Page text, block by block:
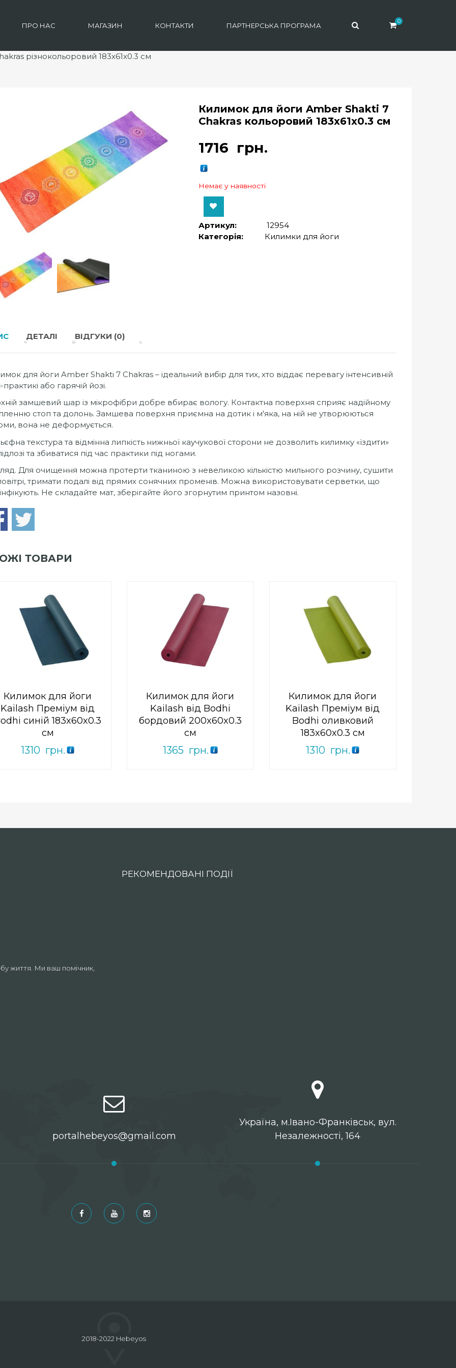
0
ПРО НАС МАГАЗИН КОНТАКТИ ПАРТНЕРСЬКА ПРОГРАМА
різнокольоровий 183x61x0.3 см
Килимок для йоги Amber Shakti 7
Chakras кольоровий 183x61x0.3 см
1716 грн.
Немає у наявності
Артикул:
12954
Категорія:
Килимки для йоги
ДЕТАЛІ ВІДГУКИ (0)
для йоги Amber Shakti 7 Chakras – ідеальний вибір для тих, хто віддає перевагу інтенсивній
практикі або гарячій йозі.
замшевий шар із мікрофібри добре вбирає вологу. Контактна поверхня сприяє надійному
стоп та долонь. Замшева поверхня приємна на дотик і м'яка, на ній не утворюються
вона не деформується.
текстура та відмінна липкість нижньої каучукової сторони не дозволить килимку «їздити»
та збиватися під час практики під ногами.
Для очищення можна протерти тканиною з невеликою кількістю мильного розчину, сушити
тримати подалі від прямих сонячних променів. Можна використовувати серветки, що
Не складайте мат, зберігайте його згорнутим принтом назовні.
ТОВАРИ
Килимок для йоги
Kailash Преміум від
синій 183x60x0.3
см
1310 грн.
of
5
ПРИДБАТИ
Add to Wishlist
Килимок для йоги
Kailash від Bodhi
бордовий 200x60x0.3
см
1365 грн.
out
ПРИДБАТИ
Add to Wishlist
Килимок для йоги
Kailash Преміум від
Bodhi оливковий
183x60x0.3 см
1310 грн.
of
5
ПРИДБАТИ
Add to Wishlist
життя. Ми ваш помічник,
РЕКОМЕНДОВАНІ ПОДІЇ
portalhebeyos@gmail.com
Українa, м.Івано-Франківськ, вул.
Незалежності, 164
2018-2022 Hebeyos